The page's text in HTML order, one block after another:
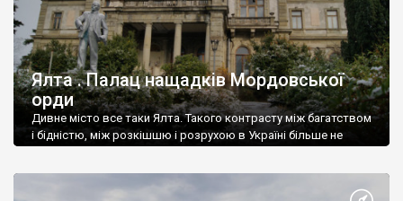
Ялта . Палац нащадків Мордовської
орди
Дивне місто все таки Ялта. Такого контрасту між багатством
і бідністю, між розкішшю і розрухою в Україні більше не